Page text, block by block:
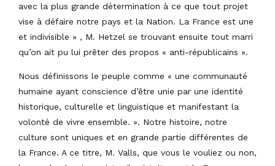
avec la plus grande détermination à ce que tout projet
vise à défaire notre pays et la Nation. La France est une
et indivisible » , M. Hetzel se trouvant ensuite tout marri
qu’on ait pu lui prêter des propos « anti-républicains ».
Nous définissons le peuple comme « une communauté
humaine ayant conscience d’être unie par une identité
historique, culturelle et linguistique et manifestant la
volonté de vivre ensemble. ». Notre histoire, notre
culture sont uniques et en grande partie différentes de
la France. A ce titre, M. Valls, que vous le vouliez ou non,